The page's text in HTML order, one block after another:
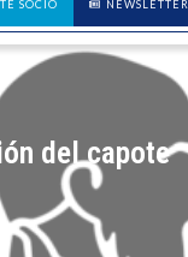
NEWSLETTER
SOCIO
del capote